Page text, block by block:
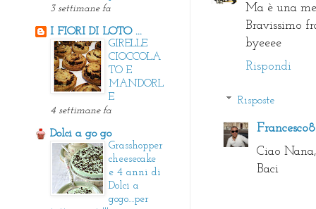
Ma è una
Bravissimo
byeeee
Rispondi
Risposte
Ciao
Baci
3 settimane fa
I FIORI DI LOTO ...
GIRELLE
CIOCCOLA
TO E
MANDORL
E
4 settimane fa
Dolci a go go
Grasshopper
cheesecake
e 4 anni di
Dolci a
gogo....per